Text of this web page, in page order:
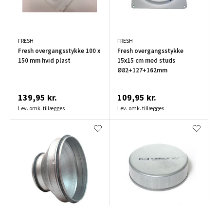
FRESH
Fresh overgangsstykke 100 x
150 mm hvid plast
139,95 kr.
Lev. omk. tillægges
FRESH
Fresh overgangsstykke
15x15 cm med studs
Ø82+127+162mm
109,95 kr.
Lev. omk. tillægges